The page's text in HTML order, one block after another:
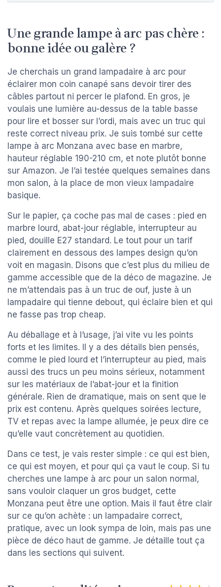
Une grande lampe à arc pas chère :
bonne idée ou galère ?
Je cherchais un grand lampadaire à arc pour
éclairer mon coin canapé sans devoir tirer des
câbles partout ni percer le plafond. En gros, je
voulais une lumière au-dessus de la table basse
pour lire et bosser sur l’ordi, mais avec un truc qui
reste correct niveau prix. Je suis tombé sur cette
lampe à arc Monzana avec base en marbre,
hauteur réglable 190-210 cm, et note plutôt bonne
sur Amazon. Je l’ai testée quelques semaines dans
mon salon, à la place de mon vieux lampadaire
basique.
Sur le papier, ça coche pas mal de cases : pied en
marbre lourd, abat-jour réglable, interrupteur au
pied, douille E27 standard. Le tout pour un tarif
clairement en dessous des lampes design qu’on
voit en magasin. Disons que c’est plus du milieu de
gamme accessible que de la déco de magazine. Je
ne m’attendais pas à un truc de ouf, juste à un
lampadaire qui tienne debout, qui éclaire bien et qui
ne fasse pas trop cheap.
Au déballage et à l’usage, j’ai vite vu les points
forts et les limites. Il y a des détails bien pensés,
comme le pied lourd et l’interrupteur au pied, mais
aussi des trucs un peu moins sérieux, notamment
sur les matériaux de l’abat-jour et la finition
générale. Rien de dramatique, mais on sent que le
prix est contenu. Après quelques soirées lecture,
TV et repas avec la lampe allumée, je peux dire ce
qu’elle vaut concrètement au quotidien.
Dans ce test, je vais rester simple : ce qui est bien,
ce qui est moyen, et pour qui ça vaut le coup. Si tu
cherches une lampe à arc pour un salon normal,
sans vouloir claquer un gros budget, cette
Monzana peut être une option. Mais il faut être clair
sur ce qu’on achète : un lampadaire correct,
pratique, avec un look sympa de loin, mais pas une
pièce de déco haut de gamme. Je détaille tout ça
dans les sections qui suivent.